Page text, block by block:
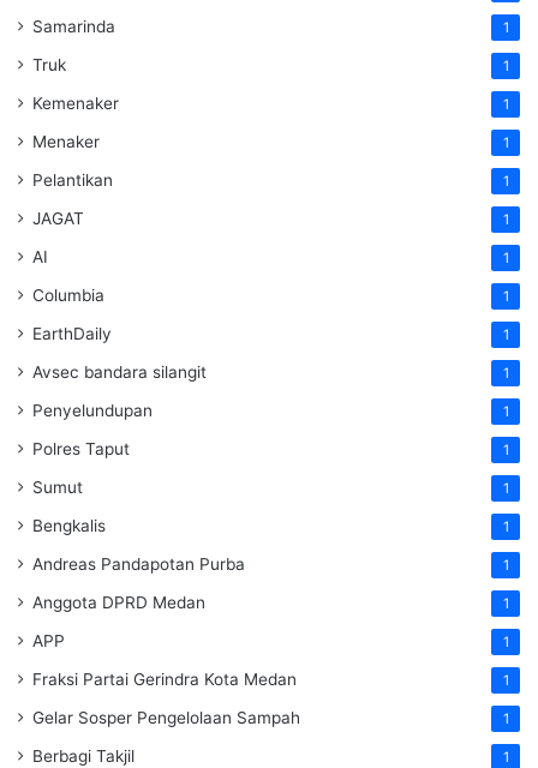
Samarinda 1
Truk 1
Kemenaker 1
Menaker 1
Pelantikan 1
JAGAT 1
AI 1
Columbia 1
EarthDaily 1
Avsec bandara silangit 1
Penyelundupan 1
Polres Taput 1
Sumut 1
Bengkalis 1
Andreas Pandapotan Purba 1
Anggota DPRD Medan 1
APP 1
Fraksi Partai Gerindra Kota Medan 1
Gelar Sosper Pengelolaan Sampah 1
Berbagi Takjil 1